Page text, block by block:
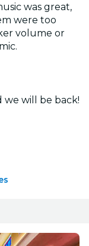
was great,
were too
volume or
we will be back!